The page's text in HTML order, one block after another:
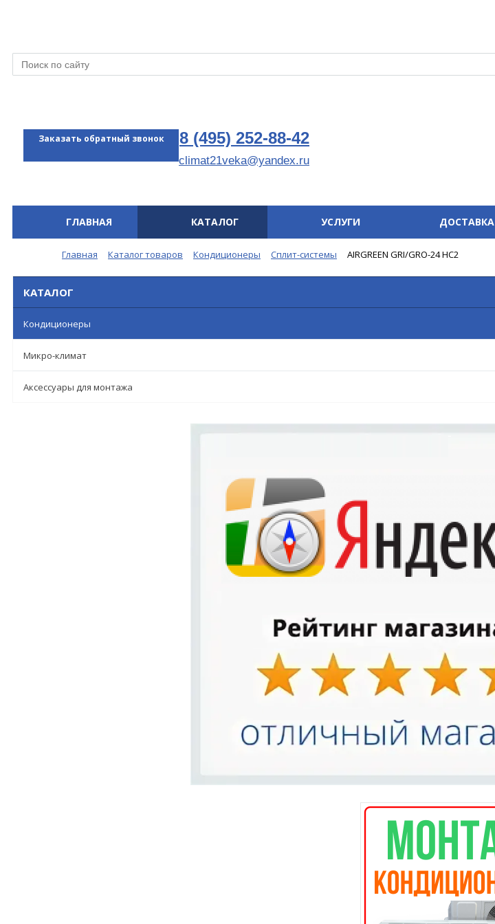
8 (495) 252-88-42
climat21veka@yandex.ru
Заказать обратный звонок
ГЛАВНАЯ КАТАЛОГ УСЛУГИ ДОСТАВКА
Главная Каталог товаров Кондиционеры Сплит-системы AIRGREEN GRI/GRO-24 HC2
КАТАЛОГ
Кондиционеры
Микро-климат
Аксессуары для монтажа